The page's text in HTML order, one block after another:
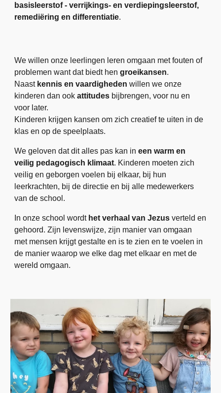
basisleerstof - verrijkings- en verdiepingsleerstof,
remediëring en differentiatie.
We willen onze leerlingen leren omgaan met fouten of
problemen want dat biedt hengroeikansen.
Naast kennis en vaardigheden willen we onze
kinderen dan ookattitudes bijbrengen, voor nu en
voor later.
Kinderen krijgen kansen om zich creatief te uiten in de
klas en op de speelplaats.
We geloven dat dit alles pas kan ineen warm en
veilig pedagogisch klimaat. Kinderen moeten zich
veilig en geborgen voelen bij elkaar, bij hun
leerkrachten, bij de directie en bij alle medewerkers
van de school.
In onze school wordt het verhaal van Jezus verteld en
gehoord. Zijn levenswijze, zijn manier van omgaan
met mensen krijgt gestalte en is te zien en te voelen in
de manier waarop we elke dag met elkaar en met de
wereld omgaan.